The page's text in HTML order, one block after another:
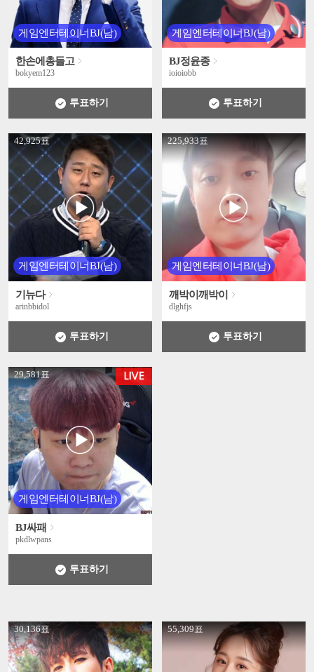
게임엔터테이너BJ(남)
한손에총들고
bokyem123
투표하기
게임엔터테이너BJ(남)
BJ정윤종
ioioiobb
투표하기
게임엔터테이너BJ(남)
42,925표
' +
기뉴다
arinbbidol
투표하기
게임엔터테이너BJ(남)
225,933표
' +
깨박이깨박이
dlghfjs
투표하기
게임엔터테이너BJ(남)
29,581표
' +
BJ싸패
pkdlwpans
투표하기
30,136표
' + 55,309표
' +